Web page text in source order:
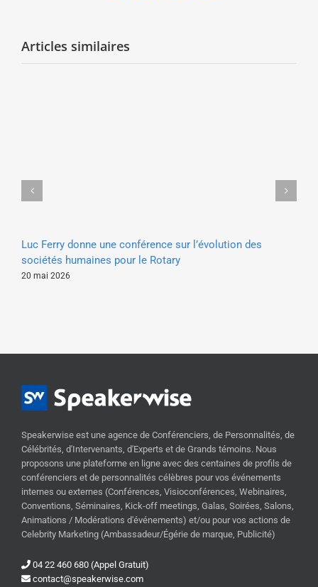
Articles similaires
Luc Ferry donne une conférence sur l’évolution des
sociétés humaines pour le Rotary
20 mai 2026
Speakerwise est une agence de Conférenciers, de Personnalités, de
Célébrités, d'Intervenants, d'Experts et de Grands témoins. Nous
proposons une plateforme en ligne avec des centaines de profils de
conférenciers et de personnalités célèbres pour vos événements
internes ou externes (Conférences, Visioconférences, Webinaires,
Conventions, Séminaires, Kick-off meetings, Galas, Soirées, Salons,
Animations / Modérations d'événements) et/ou pour vos actions de
Celebrity Marketing (Ambassadeur/Égérie de marque, Publicité)
04 22 460 680 (Appel Gratuit)
contact@speakerwise.com